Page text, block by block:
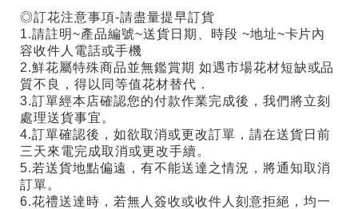
◎訂花注意事項-請盡量提早訂貨
1.請註明~產品編號~送貨日期、時段 ~地址~卡片內
容收件人電話或手機
2.鮮花屬特殊商品並無鑑賞期 如遇市場花材短缺或品
質不良，得以同等值花材替代．
3.訂單經本店確認您的付款作業完成後，我們將立刻
處理送貨事宜。
4.訂單確認後，如欲取消或更改訂單，請在送貨日前
三天來電完成取消或更改手續。
5.若送貨地點偏遠，有不能送達之情況，將通知取消
訂單。
6.花禮送達時，若無人簽收或收件人刻意拒絕，均一